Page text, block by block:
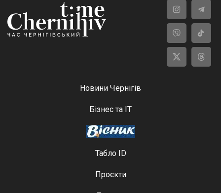
Новини Чернігів
Бізнес та ІТ
Табло ID
Проєкти